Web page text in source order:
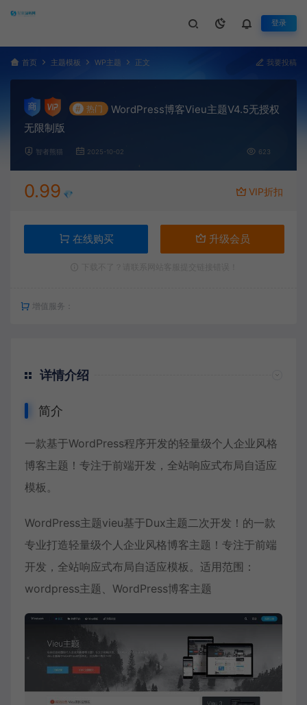
登录
首页 主题模板 WP主题 正文 我要投稿
# 热门
WordPress博客Vieu主题V4.5无授权
无限制版
智者熊猫 2025-10-02 623
0.99 💎 VIP折扣
在线购买 升级会员
增值服务：
详情介绍
简介
一款基于WordPress程序开发的轻量级个人企业风格
博客主题！专注于前端开发，全站响应式布局自适应
模板。
WordPress主题vieu基于Dux主题二次开发！的一款
专业打造轻量级个人企业风格博客主题！专注于前端
开发，全站响应式布局自适应模板。适用范围：
wordpress主题、WordPress博客主题